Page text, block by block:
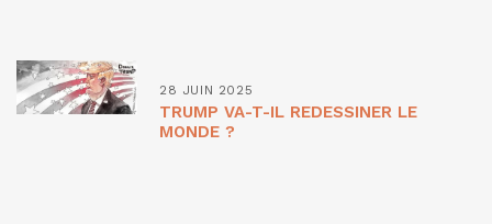
28 JUIN 2025
TRUMP VA-T-IL REDESSINER LE
MONDE ?